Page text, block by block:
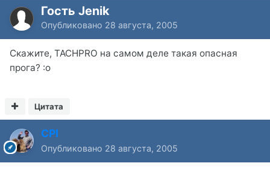
Гость Jenik
Опубликовано 28 августа, 2005
Скажите, TACHPRO на самом деле такая опасная
прога? :o
Цитата
CPI
Опубликовано 28 августа, 2005